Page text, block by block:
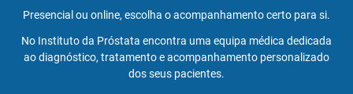
Presencial ou online, escolha o acompanhamento certo para si.
No Instituto da Próstata encontra uma equipa médica dedicada
ao diagnóstico, tratamento e acompanhamento personalizado
dos seus pacientes.